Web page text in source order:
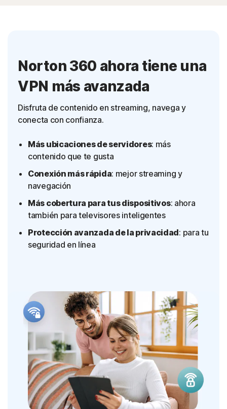
Norton 360 ahora tiene una
VPN más avanzada
Disfruta de contenido en streaming, navega y
conecta con confianza.
Más ubicaciones de servidores: más
contenido que te gusta
Conexión más rápida: mejor streaming y
navegación
Más cobertura para tus dispositivos: ahora
también para televisores inteligentes
Protección avanzada de la privacidad: para tu
seguridad en línea